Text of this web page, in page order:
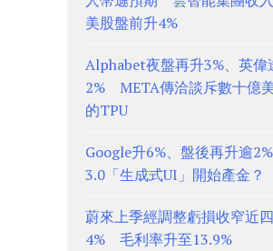
美股盤前升4%
Alphabet夜盤再升3%、英偉
2% META傳洽談斥數十億
的TPU
Google升6%、盤後再升逾
3.0「生成式UI」開始產金？
蔚來上季經調整虧損收窄近
4% 毛利率升至13.9%